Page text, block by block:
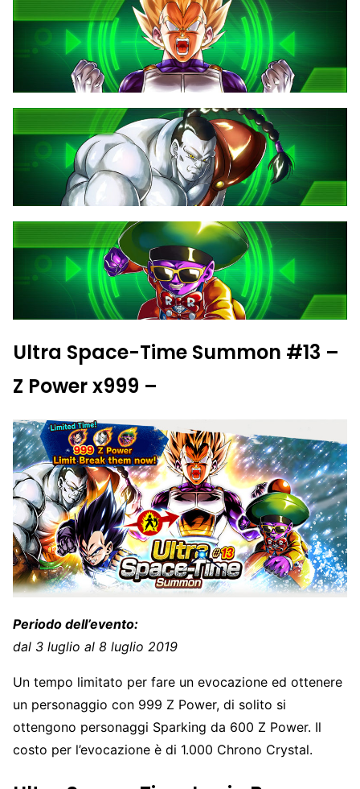
Ultra Space-Time Summon #13 –
Z Power x999 –
Periodo dell’evento:
dal 3 luglio al 8 luglio 2019
Un tempo limitato per fare un evocazione ed ottenere
un personaggio con 999 Z Power, di solito si
ottengono personaggi Sparking da 600 Z Power. Il
costo per l’evocazione è di 1.000 Chrono Crystal.